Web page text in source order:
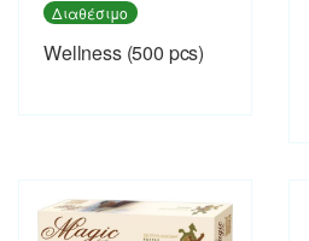
Διαθέσιμο
Wellness (500 pcs)